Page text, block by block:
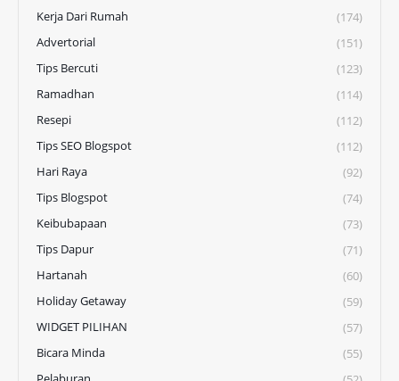
Kerja Dari Rumah
(174)
Advertorial
(151)
Tips Bercuti
(123)
Ramadhan
(114)
Resepi
(112)
Tips SEO Blogspot
(112)
Hari Raya
(92)
Tips Blogspot
(74)
Keibubapaan
(73)
Tips Dapur
(71)
Hartanah
(60)
Holiday Getaway
(59)
WIDGET PILIHAN
(57)
Bicara Minda
(55)